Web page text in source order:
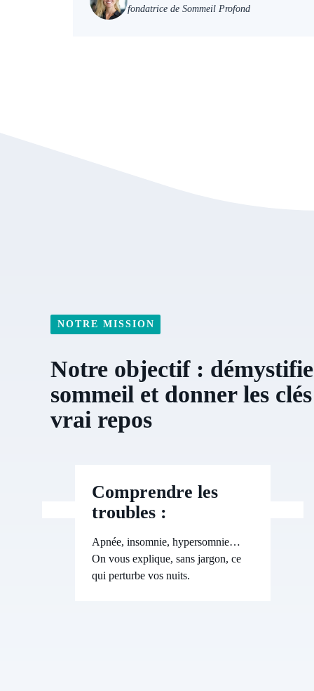
fondatrice de Sommeil Profond
NOTRE MISSION
Notre objectif :
sommeil et donner les
vrai repos
Comprendre les
troubles :
Apnée, insomnie, hypersomnie…
On vous explique, sans jargon, ce
qui perturbe vos nuits.